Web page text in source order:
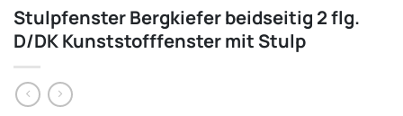
Stulpfenster Bergkiefer beidseitig 2 flg.
D/DK Kunststofffenster mit Stulp